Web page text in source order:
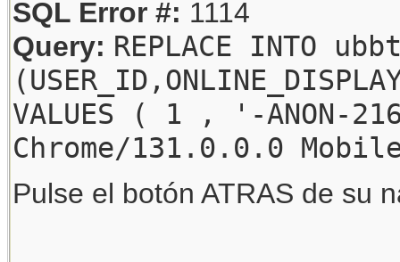
SQL Error #: 1114
Query: REPLACE INTO
VALUES ( 1 , '-
Chrome/131.0.0.0
Pulse el botón ATRAS de su